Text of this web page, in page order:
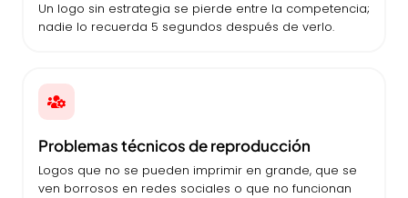
Un logo sin estrategia se pierde entre la competencia;
nadie lo recuerda 5 segundos después de verlo.
Problemas técnicos de reproducción
Logos que no se pueden imprimir en grande, que se
ven borrosos en redes sociales o que no funcionan